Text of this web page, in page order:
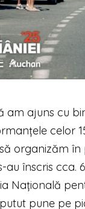
am ajuns cu
celor
organizăm
au înscris
Națională
pune pe